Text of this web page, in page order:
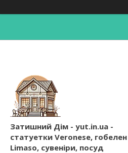
Затишний Дім - yut.in.ua -
статуетки Veronese, гобелен
Limaso, сувеніри, посуд